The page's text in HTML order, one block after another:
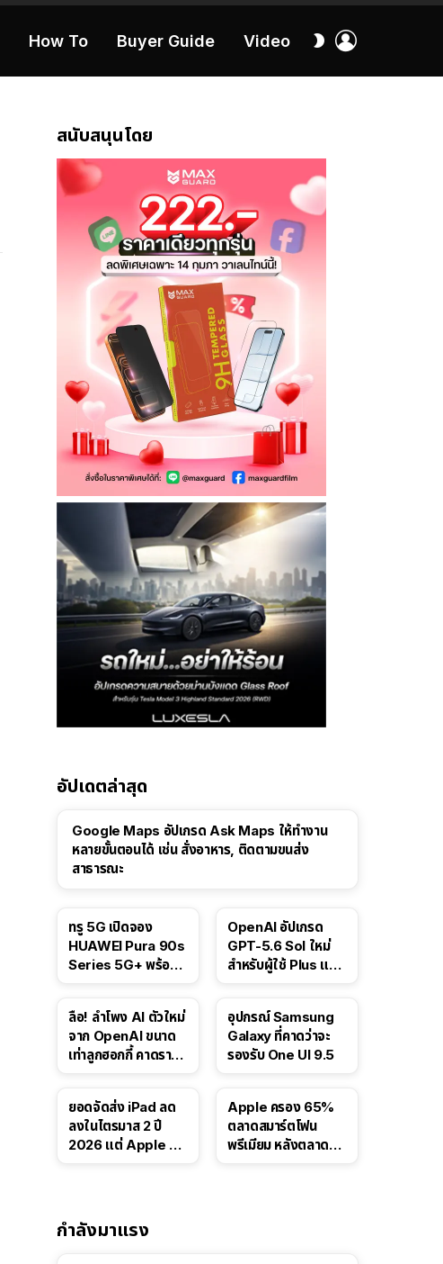
How To Buyer Guide Video
สลับ
สนับสนุนโดย
อัปเดตล่าสุด
Google Maps อัปเกรด Ask Maps ให้ทำงาน
หลายขั้นตอนได้ เช่น สั่งอาหาร, ติดตามขนส่ง
สาธารณะ
ทรู 5G เปิดจอง
HUAWEI Pura 90s
Series 5G+ พร้อม
OpenAI อัปเกรด
GPT-5.6 Sol ใหม่
สำหรับผู้ใช้ Plus และ
ลือ! ลำโพง AI ตัวใหม่
จาก OpenAI ขนาด
เท่าลูกฮอกกี้ คาดราคา
อุปกรณ์ Samsung
Galaxy ที่คาดว่าจะ
รองรับ One UI 9.5
ยอดจัดส่ง iPad ลด
ลงในไตรมาส 2 ปี
2026 แต่ Apple ยัง
Apple ครอง 65%
ตลาดสมาร์ตโฟน
พรีเมียม หลังตลาดทำ
กำลังมาแรง